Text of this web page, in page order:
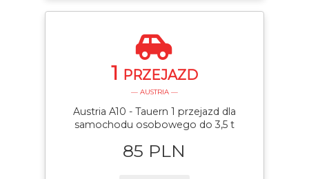
1 PRZEJAZD
— AUSTRIA —
Austria A10 - Tauern 1 przejazd dla
samochodu osobowego do 3,5 t
85 PLN